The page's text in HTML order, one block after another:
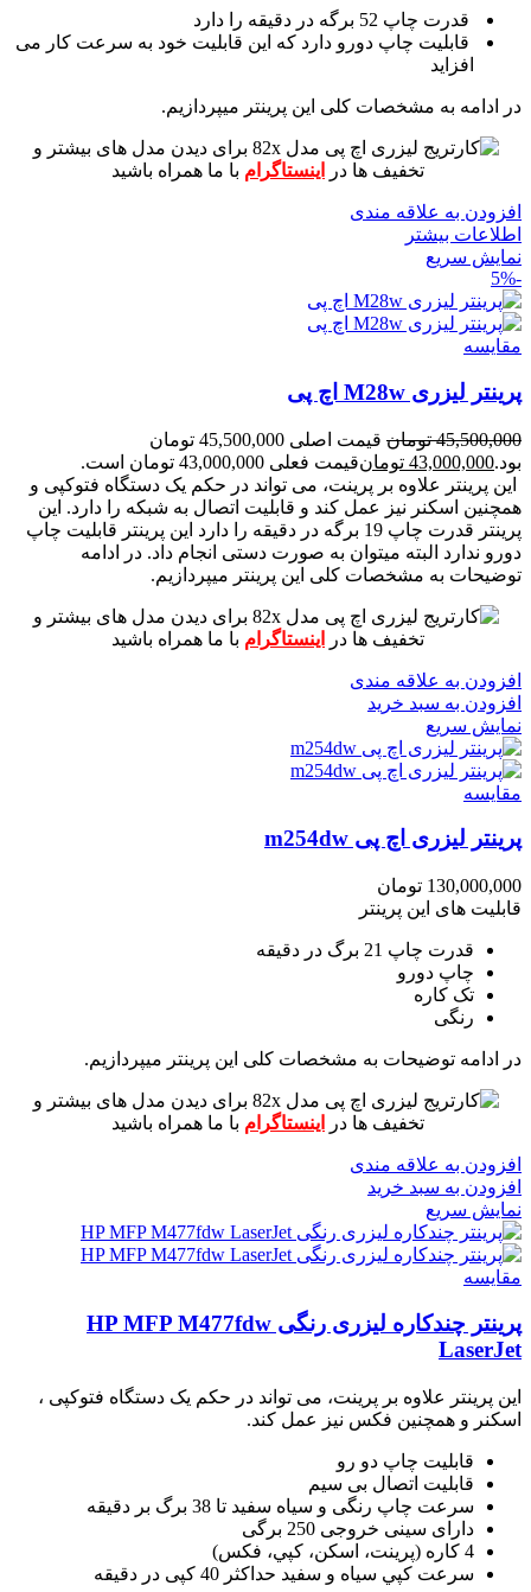
قدرت چاپ 52 برگه در دقیقه را دارد
قابلیت چاپ دورو دارد که این قابلیت خود به سرعت کار می
افزاید
در ادامه به مشخصات کلی این پرینتر میپردازیم.
برای دیدن مدل های بیشتر و
تخفیف ها در
اینستاگرام با ما همراه باشید
افزودن به علاقه مندی
اطلاعات بیشتر
نمایش سریع
-5%
مقايسه
پرینتر لیزری M28w اچ پی
45,500,000 تومان
قیمت اصلی 45,500,000 تومان
بود.43,000,000 تومانقیمت فعلی 43,000,000 تومان است.
این پرینتر علاوه بر پرینت، می تواند در حکم یک دستگاه فتوکپی و
همچنین اسکنر نیز عمل کند و قابلیت اتصال به شبکه را دارد. این
پرینتر قدرت چاپ 19 برگه در دقیقه را دارد
این پرینتر قابلیت چاپ
دورو ندارد البته میتوان به صورت دستی انجام داد. در ادامه
توضیحات به مشخصات کلی این پرینتر میپردازیم.
برای دیدن مدل های بیشتر و
تخفیف ها در
اینستاگرام با ما همراه باشید
افزودن به علاقه مندی
افزودن به سبد خرید
نمایش سریع
مقايسه
پرینتر لیزری اچ پی m254dw
130,000,000 تومان
قابلیت های این پرینتر
قدرت چاپ 21 برگ در دقیقه
چاپ دورو
تک کاره
رنگی
در ادامه توضیحات به مشخصات کلی این پرینتر میپردازیم.
برای دیدن مدل های بیشتر و
تخفیف ها در
اینستاگرام با ما همراه باشید
افزودن به علاقه مندی
افزودن به سبد خرید
نمایش سریع
مقايسه
پرینتر چندکاره لیزری رنگی HP MFP M477fdw
LaserJet
این پرینتر علاوه بر پرینت، می تواند در حکم یک دستگاه فتوکپی ،
اسکنر و همچنین فکس نیز عمل کند.
قابلیت چاپ دو رو
قابلیت اتصال بی سیم
سرعت چاپ رنگی و سیاه سفید تا 38 برگ بر دقیقه
دارای سینی خروجی 250 برگی
4 کاره (پرينت، اسکن، کپي، فکس)
سرعت کپي سياه و سفيد حداکثر 40 کپی در دقیقه